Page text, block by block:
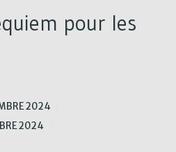
pour les
2024
2024